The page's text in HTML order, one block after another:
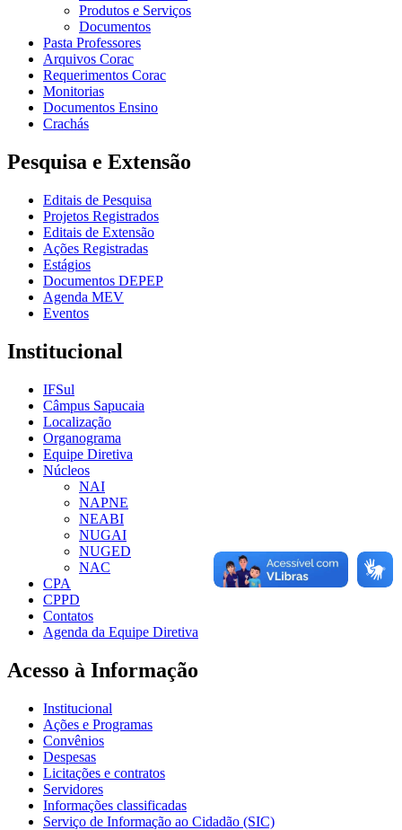
Produtos e Serviços
Documentos
Pasta Professores
Arquivos Corac
Requerimentos Corac
Monitorias
Documentos Ensino
Crachás
Pesquisa e Extensão
Editais de Pesquisa
Projetos Registrados
Editais de Extensão
Ações Registradas
Estágios
Documentos DEPEP
Agenda MEV
Eventos
Institucional
IFSul
Câmpus Sapucaia
Localização
Organograma
Equipe Diretiva
Núcleos
NAI
NAPNE
NEABI
NUGAI
NUGED
NAC
CPA
CPPD
Contatos
Agenda da Equipe Diretiva
Acesso à Informação
Institucional
Ações e Programas
Convênios
Despesas
Licitações e contratos
Servidores
Informações classificadas
Serviço de Informação ao Cidadão (SIC)